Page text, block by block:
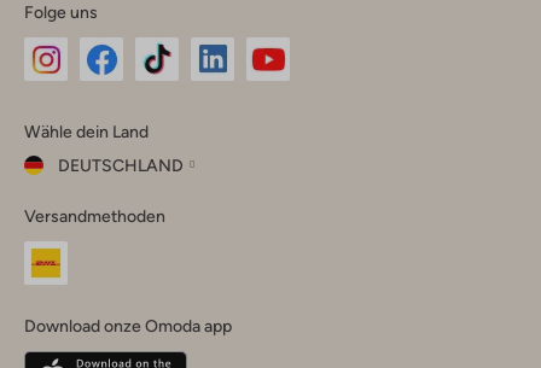
Folge uns
Instagram
Facebook
TikTok
Wähle dein Land
DEUTSCHLAND
dein
Land
Belgique(Français)
Versandmethoden
Download onze Omoda app